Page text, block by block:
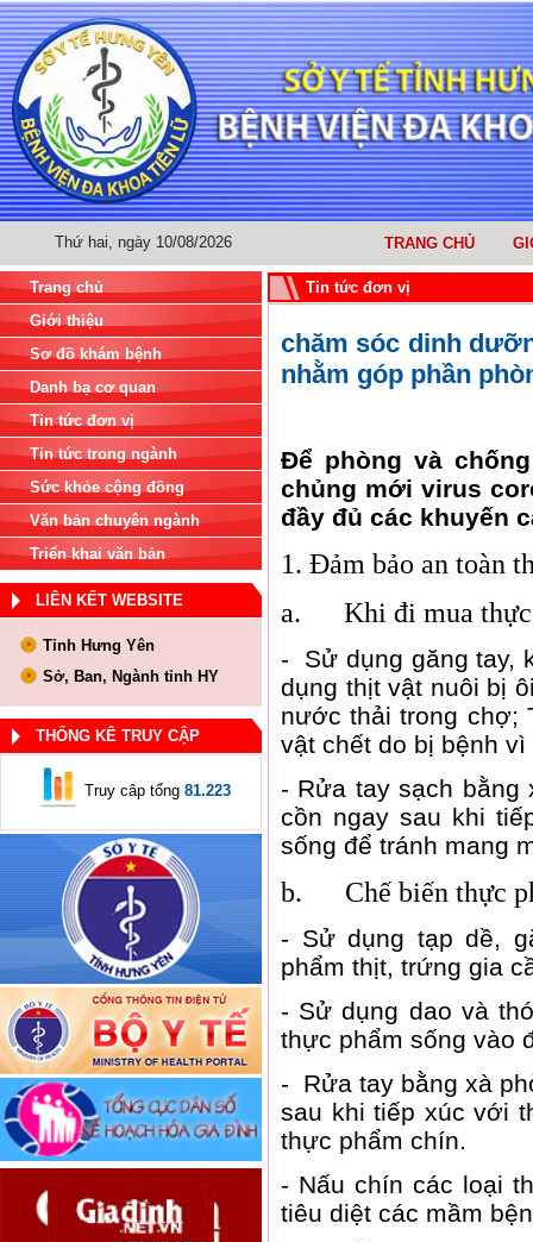
Thứ hai, ngày 10/08/2026 TRANG CHỦ
Trang chủ
Giới thiệu
Sơ đồ khám bệnh
Danh bạ cơ quan
Tin tức đơn vị
Tin tức trong ngành
Sức khỏe cộng đồng
Văn bản chuyên ngành
Triển khai văn bản
LIÊN KẾT WEBSITE
Tỉnh Hưng Yên
Sở, Ban, Ngành tỉnh HY
THỐNG KÊ TRUY CẬP
Truy câp tổng 81.223
Tin tức đơn vị
chăm sóc dinh
nhằm góp phần
Để phòng và
chủng mới virus
đầy đủ các khuyến
1. Đảm bảo an toàn
a. Khi đi mua
- Sử dụng găng tay,
dụng thịt vật nuôi bị
nước thải trong chợ;
vật chết do bị bệnh
- Rửa tay sạch bằng
cồn ngay sau khi
sống để tránh mang
b. Chế biến thực
- Sử dụng tạp dề,
phẩm thịt, trứng gia
- Sử dụng dao và
thực phẩm sống vào
- Rửa tay bằng xà
sau khi tiếp xúc với
thực phẩm chín.
- Nấu chín các loại
tiêu diệt các mầm